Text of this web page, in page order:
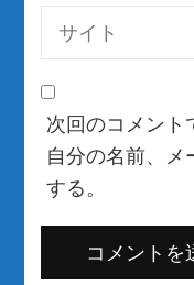
次回のコメント
自分の名前、
する。